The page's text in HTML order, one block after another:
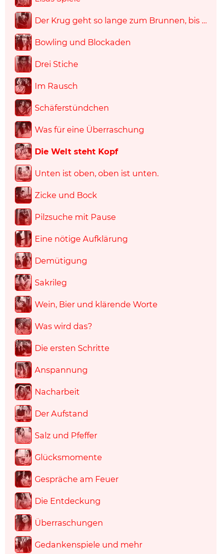
Der Krug geht so lange zum Brunnen, bis …
Bowling und Blockaden
Drei Stiche
Im Rausch
Schäferstündchen
Was für eine Überraschung
Die Welt steht Kopf
Unten ist oben, oben ist unten.
Zicke und Bock
Pilzsuche mit Pause
Eine nötige Aufklärung
Demütigung
Sakrileg
Wein, Bier und klärende Worte
Was wird das?
Die ersten Schritte
Anspannung
Nacharbeit
Der Aufstand
Salz und Pfeffer
Glücksmomente
Gespräche am Feuer
Die Entdeckung
Überraschungen
Gedankenspiele und mehr